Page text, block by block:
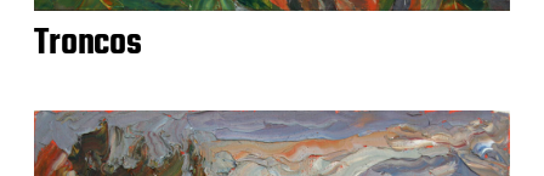
Troncos